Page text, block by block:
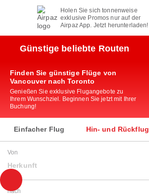
Holen Sie sich tonnenweise
exklusive Promos nur auf der
Airpaz App. Jetzt herunterladen!
Günstige beliebte Routen
Finden Sie günstige Flüge von
Vancouver nach Toronto
Genießen Sie exklusive Flugangebote zu
Ihrem Wunschziel. Beginnen Sie jetzt mit Ihrer
Buchung!
Einfacher Flug Hin- und Rückflug
Von
Herkunft
nach